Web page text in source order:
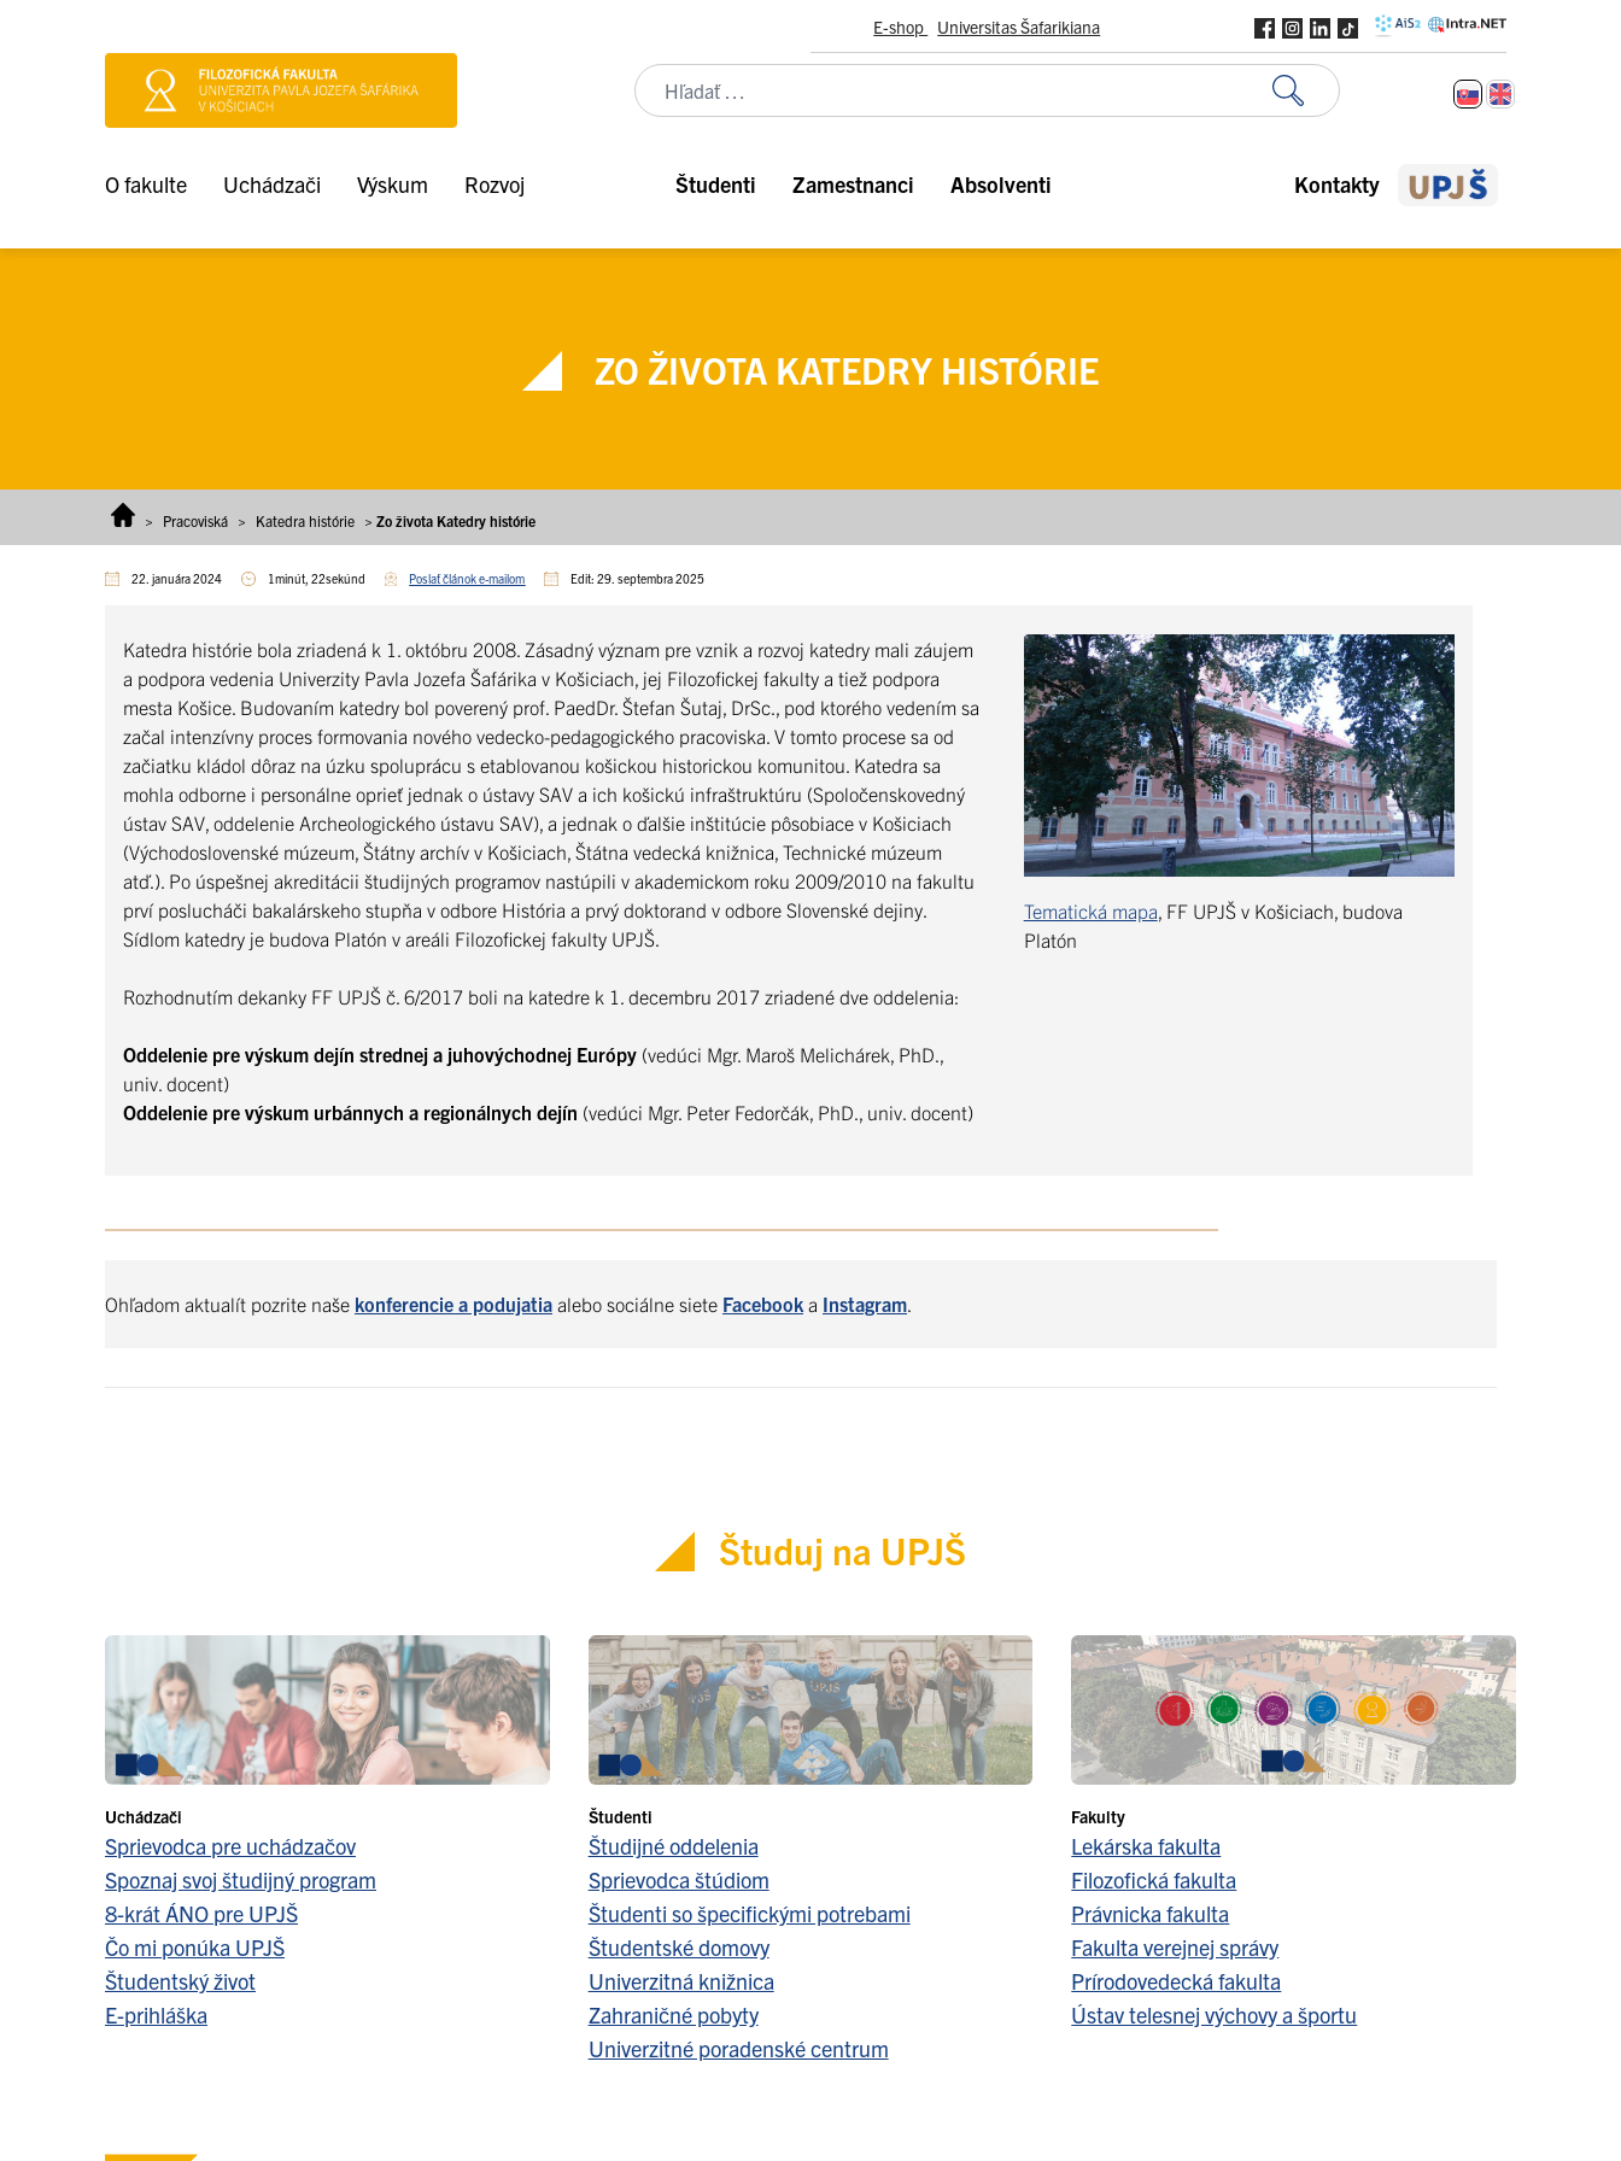
E-shop Universitas Šafarikiana
O fakulte Uchádzači Výskum Rozvoj Študenti Zamestnanci Absolventi Kontakty
ZO ŽIVOTA KATEDRY HISTÓRIE
> Pracoviská > Katedra histórie > Zo života Katedry histórie
22. januára 2024 1minút, 22sekúnd Poslať článok e-mailom Edit: 29. septembra 2025
Katedra histórie bola zriadená k 1. októbru 2008. Zásadný význam pre vznik a rozvoj katedry mali záujem
a podpora vedenia Univerzity Pavla Jozefa Šafárika v Košiciach, jej Filozofickej fakulty a tiež podpora
mesta Košice. Budovaním katedry bol poverený prof. PaedDr. Štefan Šutaj, DrSc., pod ktorého vedením sa
začal intenzívny proces formovania nového vedecko-pedagogického pracoviska. V tomto procese sa od
začiatku kládol dôraz na úzku spoluprácu s etablovanou košickou historickou komunitou. Katedra sa
mohla odborne i personálne oprieť jednak o ústavy SAV a ich košickú infraštruktúru (Spoločenskovedný
ústav SAV, oddelenie Archeologického ústavu SAV), a jednak o ďalšie inštitúcie pôsobiace v Košiciach
(Východoslovenské múzeum, Štátny archív v Košiciach, Štátna vedecká knižnica, Technické múzeum
atď.). Po úspešnej akreditácii študijných programov nastúpili v akademickom roku 2009/2010 na fakultu
prví poslucháči bakalárskeho stupňa v odbore História a prvý doktorand v odbore Slovenské dejiny.
Sídlom katedry je budova Platón v areáli Filozofickej fakulty UPJŠ.
Rozhodnutím dekanky FF UPJŠ č. 6/2017 boli na katedre k 1. decembru 2017 zriadené dve oddelenia:
Oddelenie pre výskum dejín strednej a juhovýchodnej Európy (vedúci Mgr. Maroš Melichárek, PhD.,
univ. docent)
Oddelenie pre výskum urbánnych a regionálnych dejín (vedúci Mgr. Peter Fedorčák, PhD., univ. docent)
Tematická mapa, FF UPJŠ v Košiciach, budova
Platón
Ohľadom aktualít pozrite naše konferencie a podujatia alebo sociálne siete Facebook a Instagram.
Študuj na UPJŠ
Uchádzači
Sprievodca pre uchádzačov
Spoznaj svoj študijný program
8-krát ÁNO pre UPJŠ
Čo mi ponúka UPJŠ
Študentský život
E-prihláška
Študenti
Študijné oddelenia
Sprievodca štúdiom
Študenti so špecifickými potrebami
Študentské domovy
Univerzitná knižnica
Zahraničné pobyty
Univerzitné poradenské centrum
Fakulty
Lekárska fakulta
Filozofická fakulta
Právnicka fakulta
Fakulta verejnej správy
Prírodovedecká fakulta
Ústav telesnej výchovy a športu